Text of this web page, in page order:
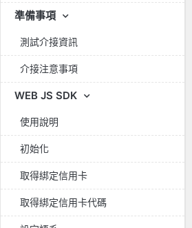
準備事項
測試介接資訊
介接注意事項
WEB JS SDK
使用說明
初始化
取得綁定信用卡
取得綁定信用卡代碼